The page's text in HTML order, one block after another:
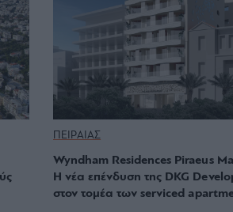
ΠΕΙΡΑΙΑΣ
Wyndham Residences Piraeus
H νέα επένδυση της DKG
στον τομέα των serviced